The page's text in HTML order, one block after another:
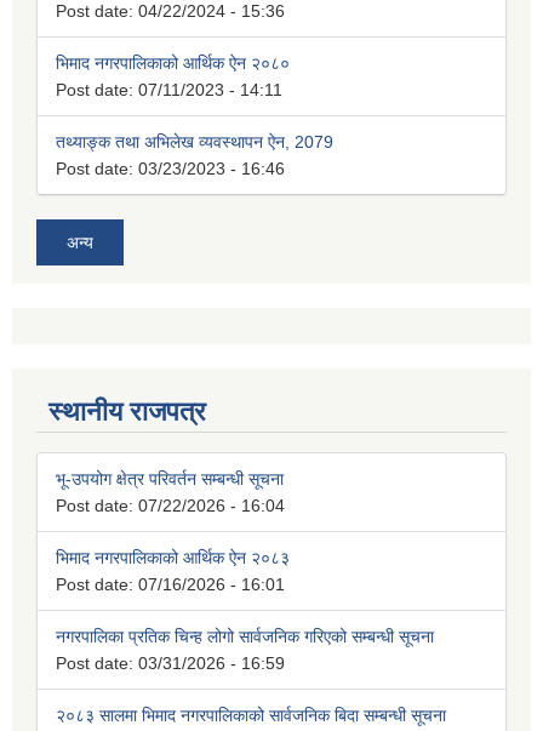
Post date: 04/22/2024 - 15:36
भिमाद नगरपालिकाको आर्थिक ऐन २०८०
Post date: 07/11/2023 - 14:11
तथ्याङ्क तथा अभिलेख व्यवस्थापन ऐन, 2079
Post date: 03/23/2023 - 16:46
अन्य
स्थानीय राजपत्र
भू-उपयोग क्षेत्र परिवर्तन सम्बन्धी सूचना
Post date: 07/22/2026 - 16:04
भिमाद नगरपालिकाको आर्थिक ऐन २०८३
Post date: 07/16/2026 - 16:01
नगरपालिका प्रतिक चिन्ह लोगो सार्वजनिक गरिएको सम्बन्धी सूचना
Post date: 03/31/2026 - 16:59
२०८३ सालमा भिमाद नगरपालिकाको सार्वजनिक बिदा सम्बन्धी सूचना